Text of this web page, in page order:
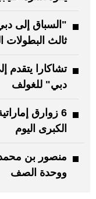
"السباق إلى
ثالث البطولات
تشاكارا يتقدم
دبي" للغولف
6 زوارق
الكبرى اليوم
منصور بن
ووحدة الصف